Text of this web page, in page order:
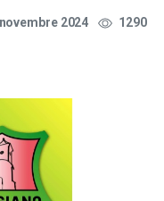
2024 1290